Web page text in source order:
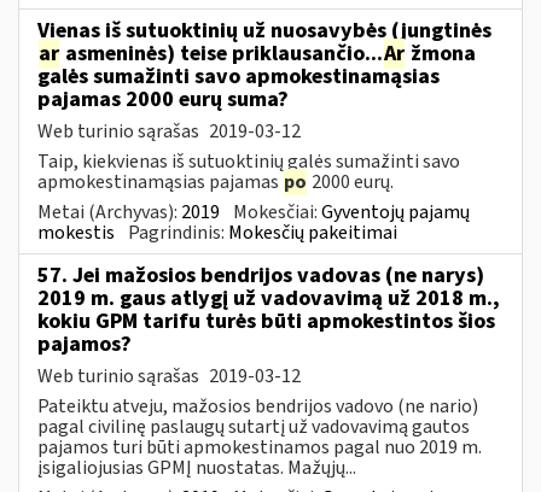
Vienas iš sutuoktinių už nuosavybės (jungtinės
ar asmeninės) teise priklausančio...Ar žmona
galės sumažinti savo apmokestinamąsias
pajamas 2000 eurų suma?
Web turinio sąrašas 2019-03-12
Taip, kiekvienas iš sutuoktinių galės sumažinti savo
apmokestinamąsias pajamas po 2000 eurų.
Metai (Archyvas): 2019 Mokesčiai:Gyventojų pajamų
mokestis Pagrindinis: Mokesčių pakeitimai
57. Jei mažosios bendrijos vadovas (ne narys)
2019 m. gaus atlygį už vadovavimą už 2018 m.,
kokiu GPM tarifu turės būti apmokestintos šios
pajamos?
Web turinio sąrašas 2019-03-12
Pateiktu atveju, mažosios bendrijos vadovo (ne nario)
pagal civilinę paslaugų sutartį už vadovavimą gautos
pajamos turi būti apmokestinamos pagal nuo 2019 m.
įsigaliojusias GPMĮ nuostatas. Mažųjų...